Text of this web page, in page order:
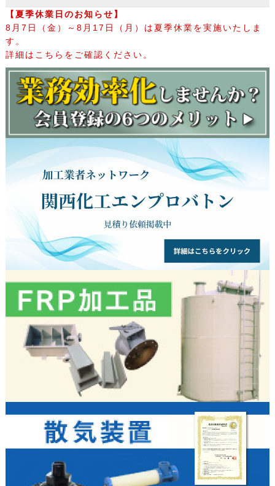
【夏季休業日のお知らせ】
8月7日（金）～8月17日（月）は夏季休業を実施いたしま
す。
詳細はこちらをご確認ください。